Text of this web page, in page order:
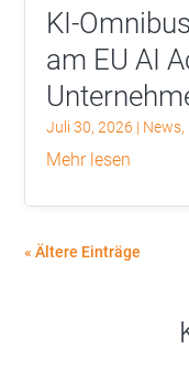
KI-
am EU AI
Juli 30, 2026 | News,
mehr lesen
« Ältere Einträge